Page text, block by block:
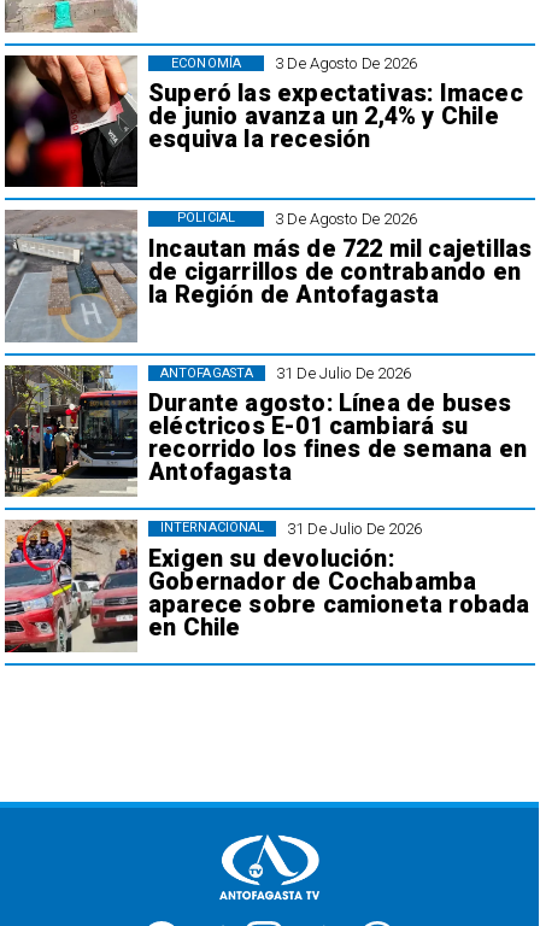
3 De Agosto De 2026
Superó las expectativas: Imacec
de junio avanza un 2,4% y Chile
esquiva la recesión
ECONOMÍA
3 De Agosto De 2026
Incautan más de 722 mil cajetillas
de cigarrillos de contrabando en
la Región de Antofagasta
POLICIAL
31 De Julio De 2026
Durante agosto: Línea de buses
eléctricos E-01 cambiará su
recorrido los fines de semana en
Antofagasta
ANTOFAGASTA
31 De Julio De 2026
Exigen su devolución:
Gobernador de Cochabamba
aparece sobre camioneta robada
en Chile
INTERNACIONAL